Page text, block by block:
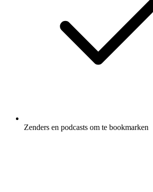
Zenders en podcasts om te bookmarken